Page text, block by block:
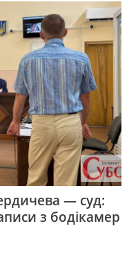
— суд:
з бодікамер